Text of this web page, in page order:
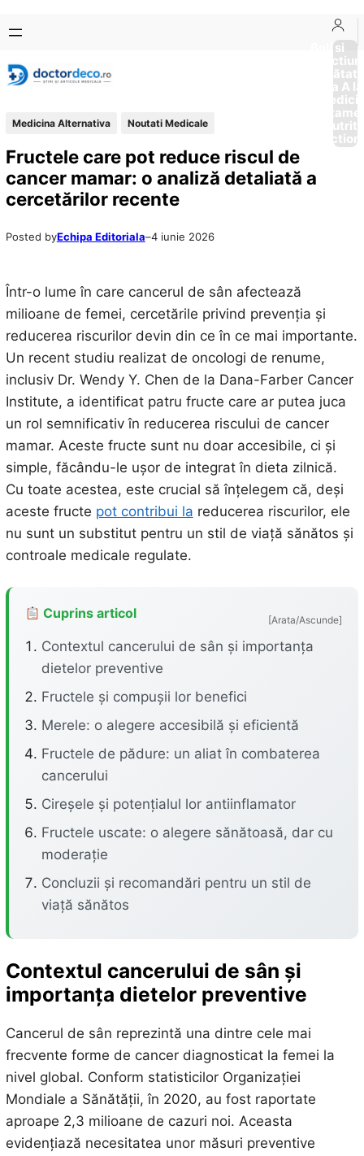
conținut
content
Boli si
Afectiuni
Sănătate
de la A
Medicina Alternativa Noutati Medicale
Fructele care pot reduce riscul de
cancer mamar: o analiză detaliată a
cercetărilor recente
Posted byEchipa Editoriala–4 iunie 2026
Într-o lume în care cancerul de sân afectează
milioane de femei, cercetările privind prevenția și
reducerea riscurilor devin din ce în ce mai importante.
Un recent studiu realizat de oncologi de renume,
inclusiv Dr. Wendy Y. Chen de la Dana-Farber Cancer
Institute, a identificat patru fructe care ar putea juca
un rol semnificativ în reducerea riscului de cancer
mamar. Aceste fructe sunt nu doar accesibile, ci și
simple, făcându-le ușor de integrat în dieta zilnică.
Cu toate acestea, este crucial să înțelegem că, deși
aceste fructe pot contribui la reducerea riscurilor, ele
nu sunt un substitut pentru un stil de viață sănătos și
controale medicale regulate.
Cuprins articol [Arata/Ascunde]
Contextul cancerului de sân și importanța
dietelor preventive
Fructele și compușii lor benefici
Merele: o alegere accesibilă și eficientă
Fructele de pădure: un aliat în combaterea
cancerului
Cireșele și potențialul lor antiinflamator
Fructele uscate: o alegere sănătoasă, dar cu
moderație
Concluzii și recomandări pentru un stil de
viață sănătos
Contextul cancerului de sân și
importanța dietelor preventive
Cancerul de sân reprezintă una dintre cele mai
frecvente forme de cancer diagnosticat la femei la
nivel global. Conform statisticilor Organizației
Mondiale a Sănătății, în 2020, au fost raportate
aproape 2,3 milioane de cazuri noi. Aceasta
evidențiază necesitatea unor măsuri preventive